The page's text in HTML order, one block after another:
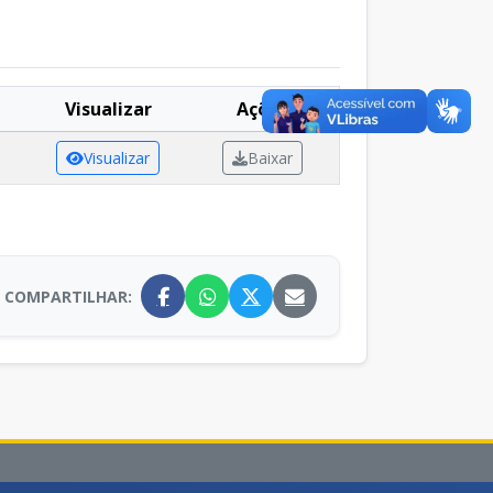
Visualizar Ações
Visualizar Baixar
COMPARTILHAR: